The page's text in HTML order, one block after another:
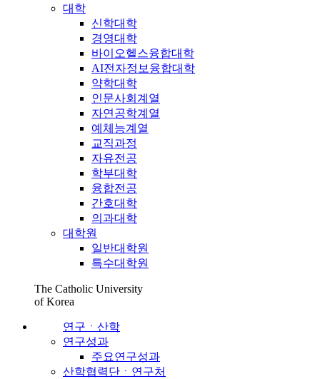
대학
신학대학
경영대학
바이오헬스융합대학
AI전자정보융합대학
약학대학
인문사회계열
자연공학계열
예체능계열
교직과정
자유전공
학부대학
융합전공
간호대학
의과대학
대학원
일반대학원
특수대학원
The Catholic University
of Korea
연구ㆍ산학
연구성과
주요연구성과
산학협력단ㆍ연구처